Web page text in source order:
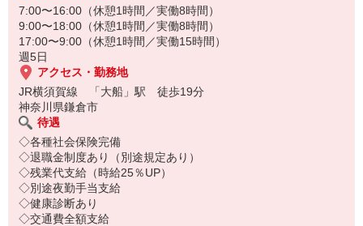
7:00〜16:00（休憩1時間／実働8時間）
9:00〜18:00（休憩1時間／実働8時間）
17:00〜9:00（休憩1時間／実働15時間）
週5日
アクセス・勤務地
JR横須賀線 「大船」駅 徒歩19分
神奈川県鎌倉市
待遇
◇各種社会保険完備
◇退職金制度あり（別途規定あり）
◇残業代支給（時給25％UP）
◇別途夜勤手当支給
◇健康診断あり
◇交通費全額支給